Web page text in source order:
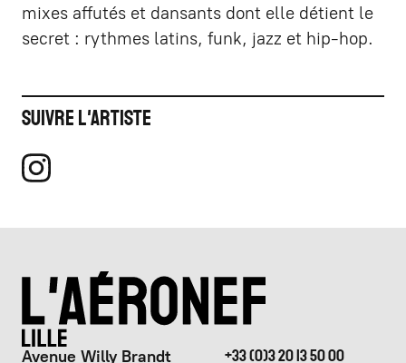
mixes affutés et dansants dont elle détient le
secret : rythmes latins, funk, jazz et hip-hop.
Suivre l'artiste
Avenue Willy Brandt +33 (0)3 20 13 50 00